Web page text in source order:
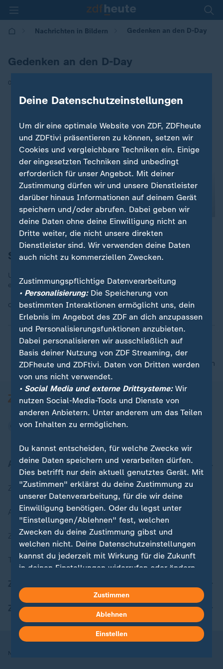
Nachrichten in Bildern Gedenken an den D-Day
Gedenken an den D-Day
05.06.2019 | 15:20
Seite an Seite
US-Präsident Trump und Frankreichs Präsident Macron bei
einer Flugparade in der Normandie.
Quelle:ap
nach oben
Aktuell bei ZDFheute
Zuletzt veröffentlicht
Aktuelle Sendungs-Videos
ZDFheute Stories
Themen im Überblick
ZDFheute Apps
Nutzungsbedingungen
Deine Datenschutzeinstellungen
Um dir eine optimale Website von ZDF, ZDFheute
und ZDFtivi präsentieren zu können, setzen wir
Cookies und vergleichbare Techniken ein. Einige
der eingesetzten Techniken sind unbedingt
erforderlich für unser Angebot. Mit deiner
Zustimmung dürfen wir und unsere Dienstleister
darüber hinaus Informationen auf deinem Gerät
speichern und/oder abrufen. Dabei geben wir
deine Daten ohne deine Einwilligung nicht an
Dritte weiter, die nicht unsere direkten
Dienstleister sind. Wir verwenden deine Daten
auch nicht zu kommerziellen Zwecken.
Zustimmungspflichtige Datenverarbeitung
• Personalisierung:Die Speicherung von
bestimmten Interaktionen ermöglicht uns, dein
Erlebnis im Angebot des ZDF an dich anzupassen
und Personalisierungsfunktionen anzubieten.
Dabei personalisieren wir ausschließlich auf
Basis deiner Nutzung von ZDF Streaming, der
ZDFheute und ZDFtivi. Daten von Dritten werden
von uns nicht verwendet.
• Social Media und externe Drittsysteme:Wir
nutzen Social-Media-Tools und Dienste von
anderen Anbietern. Unter anderem um das Teilen
von Inhalten zu ermöglichen.
Du kannst entscheiden, für welche Zwecke wir
deine Daten speichern und verarbeiten dürfen.
Dies betrifft nur dein aktuell genutztes Gerät. Mit
"Zustimmen" erklärst du deine Zustimmung zu
unserer Datenverarbeitung, für die wir deine
Einwilligung benötigen. Oder du legst unter
"Einstellungen/Ablehnen" fest, welchen
Zwecken du deine Zustimmung gibst und
welchen nicht. Deine Datenschutzeinstellungen
kannst du jederzeit mit Wirkung für die Zukunft
in deinen Einstellungen widerrufen oder ändern.
Hier findest du das Impressum.
Weitere Informationen findest du in unserer
Datenschutzerklärung.
Zustimmen
Ablehnen
Einstellen